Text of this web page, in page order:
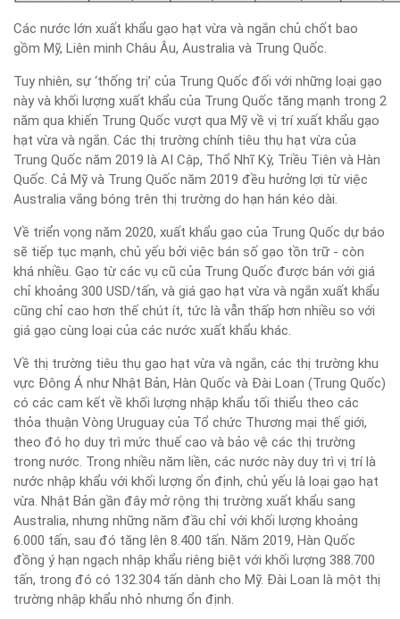
Các nước lớn xuất khẩu gạo hạt vừa và ngắn chủ chốt bao
gồm Mỹ, Liên minh Châu Âu, Australia và Trung Quốc.
Tuy nhiên, sự ‘thống trị’ của Trung Quốc đối với những loại gạo
này và khối lượng xuất khẩu của Trung Quốc tăng mạnh trong 2
năm qua khiến Trung Quốc vượt qua Mỹ về vị trí xuất khẩu gạo
hạt vừa và ngắn. Các thị trường chính tiêu thụ hạt vừa của
Trung Quốc năm 2019 là AI Cập, Thổ Nhĩ Kỳ, Triều Tiên và Hàn
Quốc. Cả Mỹ và Trung Quốc năm 2019 đều hưởng lợi từ việc
Australia vắng bóng trên thị trường do hạn hán kéo dài.
Về triển vọng năm 2020, xuất khẩu gạo của Trung Quốc dự báo
sẽ tiếp tục mạnh, chủ yếu bởi việc bán số gạo tồn trữ - còn
khá nhiều. Gạo từ các vụ cũ của Trung Quốc được bán với giá
chỉ khoảng 300 USD/tấn, và giá gạo hạt vừa và ngắn xuất khẩu
cũng chỉ cao hơn thế chút ít, tức là vẫn thấp hơn nhiều so với
giá gạo cùng loại của các nước xuất khẩu khác.
Về thị trường tiêu thụ gạo hạt vừa và ngắn, các thị trường khu
vực Đông Á như Nhật Bản, Hàn Quốc và Đài Loan (Trung Quốc)
có các cam kết về khối lượng nhập khẩu tối thiểu theo các
thỏa thuận Vòng Uruguay của Tổ chức Thương mại thế giới,
theo đó họ duy trì mức thuế cao và bảo vệ các thị trường
trong nước. Trong nhiều năm liền, các nước này duy trì vị trí là
nước nhập khẩu với khối lượng ổn định, chủ yếu là loại gạo hạt
vừa. Nhật Bản gần đây mở rộng thị trường xuất khẩu sang
Australia, nhưng những năm đầu chỉ với khối lượng khoảng
6.000 tấn, sau đó tăng lên 8.400 tấn. Năm 2019, Hàn Quốc
đồng ý hạn ngạch nhập khẩu riêng biệt với khối lượng 388.700
tấn, trong đó có 132.304 tấn dành cho Mỹ. Đài Loan là một thị
trường nhập khẩu nhỏ nhưng ổn định.